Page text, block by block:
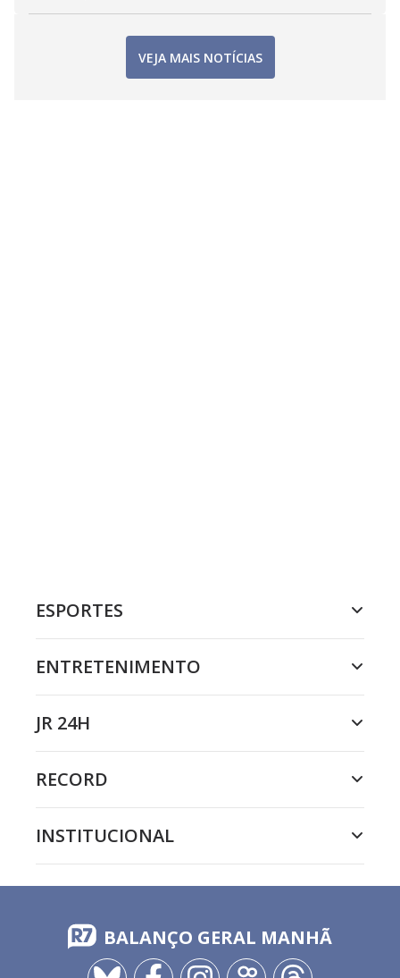
VEJA MAIS NOTÍCIAS
ESPORTES
ENTRETENIMENTO
JR 24H
RECORD
INSTITUCIONAL
BALANÇO GERAL MANHÃ